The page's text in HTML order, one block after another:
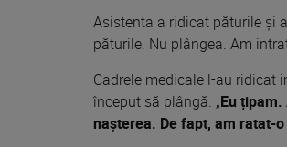
Asistenta a ridicat păturile și
păturile. Nu plângea. Am
Cadrele medicale l-au ridicat
început să plângă. „Eu
nașterea. De fapt, am ratat-